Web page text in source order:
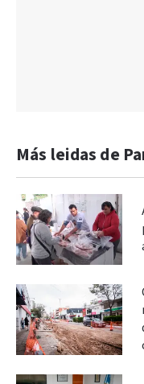
Más leidas de